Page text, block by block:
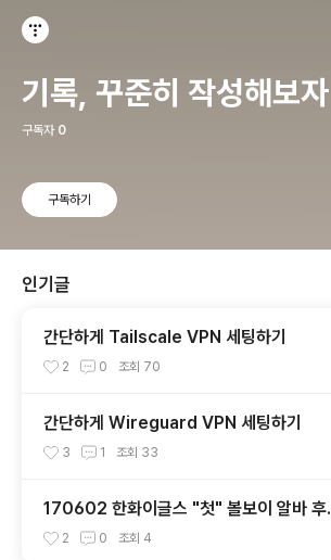
기록, 꾸준히 작성해보자
구독자 0
구독하기
인기글
간단하게 Tailscale VPN 세팅하기
2 0 조회 70
간단하게 Wireguard VPN 세팅하기
3 1 조회 33
170602 한화이글스 "첫" 볼보이 알바 후
- 1. 경기 시작전 (장문주의)
2 0 조회 4